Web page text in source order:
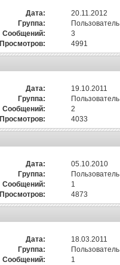
Дата:
20.11.2012
Группа:
Пользователь
Сообщений:
3
Просмотров:
4991
Дата:
19.10.2011
Группа:
Пользователь
Сообщений:
2
Просмотров:
4033
Дата:
05.10.2010
Группа:
Пользователь
Сообщений:
1
Просмотров:
4873
Дата:
18.03.2011
Группа:
Пользователь
Сообщений:
1